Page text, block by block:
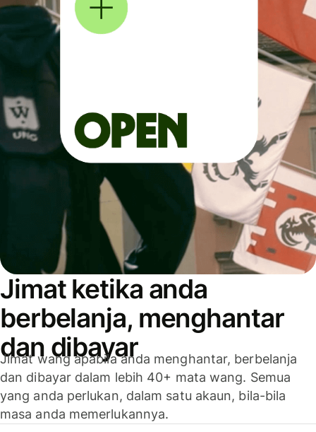
Jimat ketika anda
berbelanja, menghantar
dan dibayar
Jimat wang apabila anda menghantar, berbelanja
dan dibayar dalam lebih 40+ mata wang. Semua
yang anda perlukan, dalam satu akaun, bila-bila
masa anda memerlukannya.